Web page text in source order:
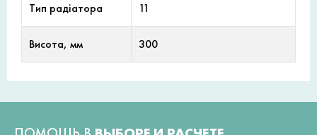
Тип радіатора 11
Висота, мм 300